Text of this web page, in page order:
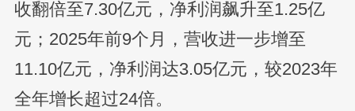
收翻倍至7.30亿元，净利润飙升至1.25亿
元；2025年前9个月，营收进一步增至
11.10亿元，净利润达3.05亿元，较2023年
全年增长超过24倍。